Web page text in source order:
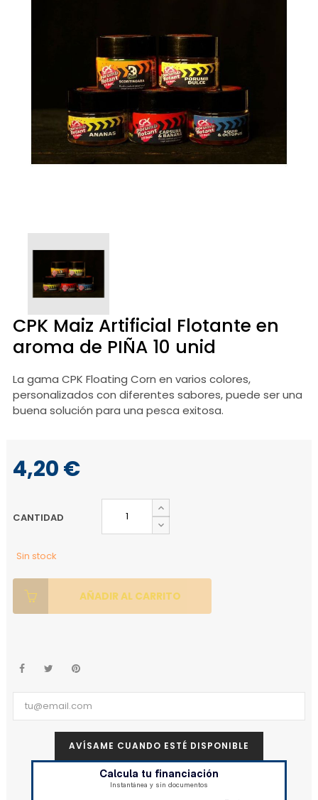
CPK Maiz Artificial Flotante en
aroma de PIÑA 10 unid
La gama CPK Floating Corn en varios colores,
personalizados con diferentes sabores, puede ser una
buena solución para una pesca exitosa.
4,20 €
CANTIDAD
Sin stock
AÑADIR AL CARRITO
AVÍSAME CUANDO ESTÉ DISPONIBLE